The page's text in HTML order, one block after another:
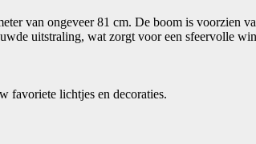
van ongeveer 81 cm. De boom is voorzien
uitstraling, wat zorgt voor een sfeervolle
favoriete lichtjes en decoraties.